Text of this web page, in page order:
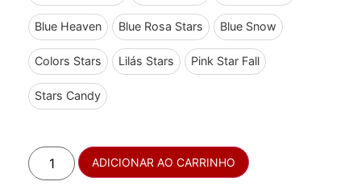
Blue Heaven Blue Rosa Stars Blue Snow
Colors Stars Lilás Stars Pink Star Fall
Stars Candy
ADICIONAR AO CARRINHO